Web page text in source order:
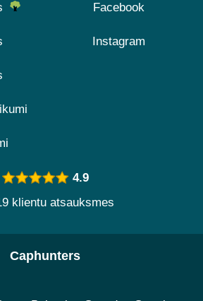
Facebook
Instagram
4.9
klientu atsauksmes
Caphunters